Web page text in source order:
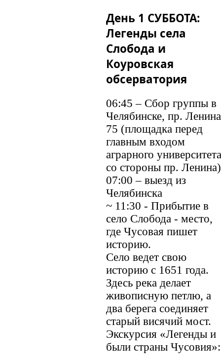
День 1 СУББОТА:
Легенды села
Слобода и
Коуровская
обсерватория
06:45 – Сбор группы в
Челябинске, пр.
75 (площадка перед
главным входом
аграрного
со стороны пр. Ленина)
07:00 – выезд из
Челябинска
~ 11:30 - Прибытие в
село Слобода - место,
где Чусовая пишет
историю.
Село ведет свою
историю с 1651 года.
Здесь река делает
живописную петлю, а
два берега соединяет
старый висячий мост.
Экскурсия «Легенды и
были страны Чусовия»: